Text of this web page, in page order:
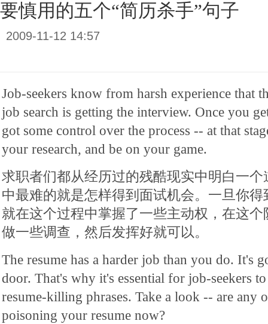
要慎用的五个“简历杀手”句子
2009-11-12 14:57
Job-seekers know from harsh experience that
job search is getting the interview. Once you
got some control over the process -- at that
your research, and be on your game.
求职者们都从经历过的残酷现实中明白一
中最难的就是怎样得到面试机会。一旦你
就在这个过程中掌握了一些主动权，在这
做一些调查，然后发挥好就可以。
The resume has a harder job than you do. It's
door. That's why it's essential for job-seekers
resume-killing phrases. Take a look -- are any
poisoning your resume now?